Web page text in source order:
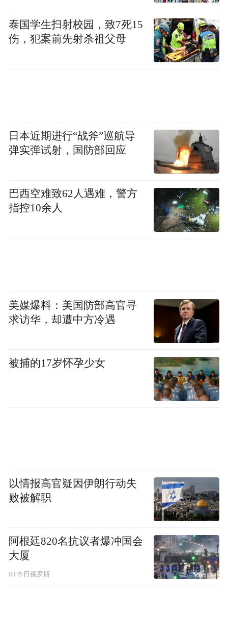
泰国学生扫射校园，致7死15
伤，犯案前先射杀祖父母
日本近期进行“战斧”巡航导
弹实弹试射，国防部回应
巴西空难致62人遇难，警方
指控10余人
美媒爆料：美国防部高官寻
求访华，却遭中方冷遇
被捕的17岁怀孕少女
以情报高官疑因伊朗行动失
败被解职
阿根廷820名抗议者爆冲国会
大厦
RT今日俄罗斯